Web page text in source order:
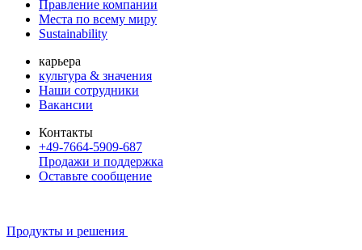
Правление компании
Места по всему миру
Sustainability
карьера
культура & значения
Наши сотрудники
Вакансии
Контакты
+49-7664-5909-687
Продажи и поддержка
Оставьте сообщение
Продукты и решения